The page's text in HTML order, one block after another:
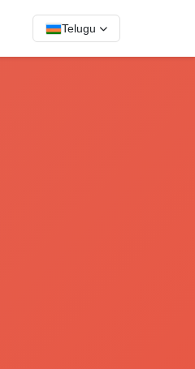
Telugu